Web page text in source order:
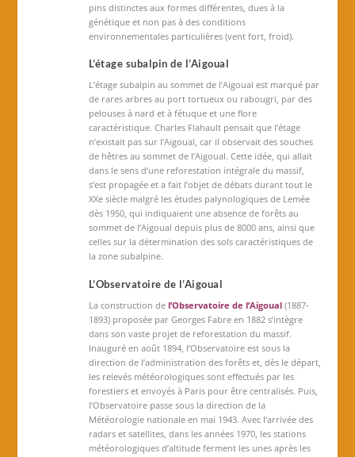
pins distinctes aux formes différentes, dues à la
génétique et non pas à des conditions
environnementales particulières (vent fort, froid).
L’étage subalpin de l’Aigoual
L’étage subalpin au sommet de l’Aigoual est marqué par
de rares arbres au port tortueux ou rabougri, par des
pelouses à nard et à fétuque et une flore
caractéristique. Charles Flahault pensait que l’étage
n’existait pas sur l’Aigoual, car il observait des souches
de hêtres au sommet de l’Aigoual. Cette idée, qui allait
dans le sens d’une reforestation intégrale du massif,
s’est propagée et a fait l’objet de débats durant tout le
XXe siècle malgré les études palynologiques de Lemée
dès 1950, qui indiquaient une absence de forêts au
sommet de l’Aigoual depuis plus de 8000 ans, ainsi que
celles sur la détermination des sols caractéristiques de
la zone subalpine.
L’Observatoire de l’Aigoual
La construction de l’Observatoire de l’Aigoual(1887-
1893) proposée par Georges Fabre en 1882 s’intègre
dans son vaste projet de reforestation du massif.
Inauguré en août 1894, l’Observatoire est sous la
direction de l’administration des forêts et, dès le départ,
les relevés météorologiques sont effectués par les
forestiers et envoyés à Paris pour être centralisés. Puis,
l’Observatoire passe sous la direction de la
Météorologie nationale en mai 1943. Avec l’arrivée des
radars et satellites, dans les années 1970, les stations
météorologiques d’altitude ferment les unes après les